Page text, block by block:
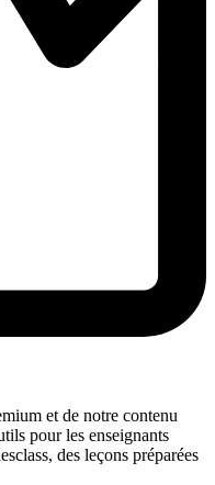
et de notre contenu
pour les enseignants
des leçons préparées